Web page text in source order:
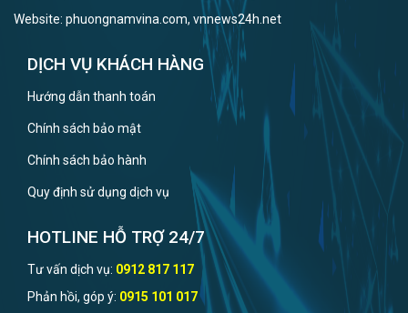
Website: phuongnamvina.com, vnnews24h.net
DỊCH VỤ KHÁCH HÀNG
Hướng dẫn thanh toán
Chính sách bảo mật
Chính sách bảo hành
Quy định sử dụng dịch vụ
HOTLINE HỖ TRỢ 24/7
Tư vấn dịch vụ: 0912 817 117
Phản hồi, góp ý: 0915 101 017